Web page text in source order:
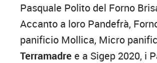
Pasquale Polito del Forno
Accanto a loro Pandefrà,
panificio Mollica, Micro
Terramadre e a Sigep 2020, i